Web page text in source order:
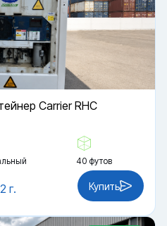
Carrier RHC
40 футов
г. Купить